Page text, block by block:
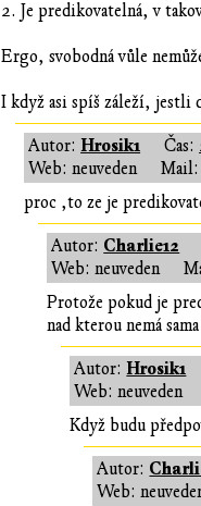
2. Je predikovatelná, v
Ergo, svobodná vůle
I když asi spíš záleží, jestli
Autor:Hrosik1 Čas:
Web: neuveden
Mail:
proc ,to ze je
Autor: Charlie12
Web: neuveden
Protože pokud je
nad kterou nemá
Autor:Hrosik1
Web: neuveden
Když budu
Autor:
Web: